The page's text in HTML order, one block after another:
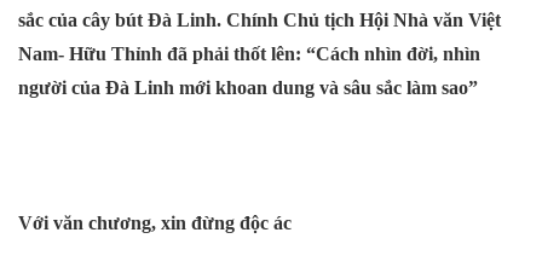
sắc của cây bút Đà Linh. Chính Chủ tịch Hội Nhà văn Việt
Nam- Hữu Thỉnh đã phải thốt lên: “Cách nhìn đời, nhìn
người của Đà Linh mới khoan dung và sâu sắc làm sao”
Với văn chương, xin đừng độc ác